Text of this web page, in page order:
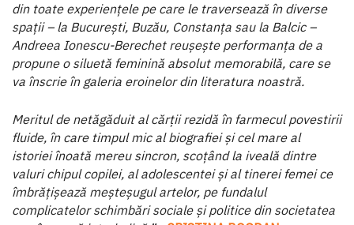
din toate experiențele pe care le traversează în diverse
spații – la București, Buzău, Constanța sau la Balcic –
Andreea Ionescu-Berechet reușește performanța de a
propune o siluetă feminină absolut memorabilă, care se
va înscrie în galeria eroinelor din literatura noastră.
Meritul de netăgăduit al cărții rezidă în farmecul povestirii
fluide, în care timpul mic al biografiei și cel mare al
istoriei înoată mereu sincron, scoțând la iveală dintre
valuri chipul copilei, al adolescentei și al tinerei femei ce
îmbrățișează meșteșugul artelor, pe fundalul
complicatelor schimbări sociale și politice din societatea